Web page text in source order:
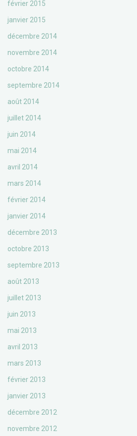
février 2015
janvier 2015
décembre 2014
novembre 2014
octobre 2014
septembre 2014
août 2014
juillet 2014
juin 2014
mai 2014
avril 2014
mars 2014
février 2014
janvier 2014
décembre 2013
octobre 2013
septembre 2013
août 2013
juillet 2013
juin 2013
mai 2013
avril 2013
mars 2013
février 2013
janvier 2013
décembre 2012
novembre 2012